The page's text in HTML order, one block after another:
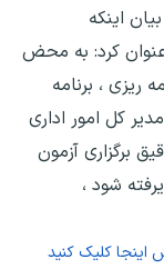
اینکه
عنوان کرد: به محض
ریزی ، برنامه
کل امور اداری
برگزاری آزمون
در آن پذیرفته شود ،
کلیک کنید